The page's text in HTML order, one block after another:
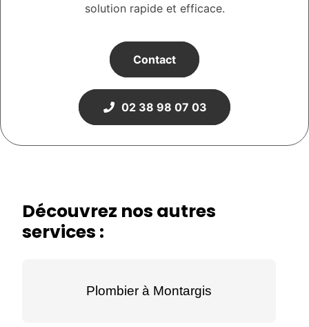
solution rapide et efficace.
Contact
02 38 98 07 03
Découvrez nos autres
services :
Plombier à Montargis